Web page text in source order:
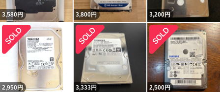
3,580円 3,800円 3,200円
2,950円 3,333円 2,500円